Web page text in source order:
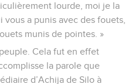
lourde, moi je la
a punis avec des fouets,
munis de pointes. »
Cela fut en effet
la parole que
d’Achija de Silo à